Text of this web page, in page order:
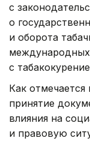
с
о
и оборота
международных
с
Как отмечается
принятие
влияния на
и правовую